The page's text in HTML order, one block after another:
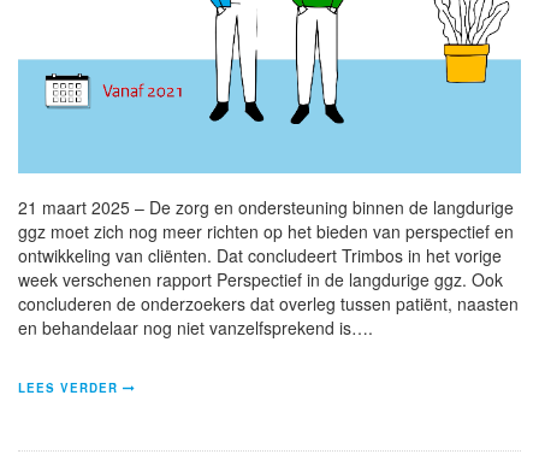
21 maart 2025 – De zorg en ondersteuning binnen de langdurige
ggz moet zich nog meer richten op het bieden van perspectief en
ontwikkeling van cliënten. Dat concludeert Trimbos in het vorige
week verschenen rapport Perspectief in de langdurige ggz. Ook
concluderen de onderzoekers dat overleg tussen patiënt, naasten
en behandelaar nog niet vanzelfsprekend is….
LEES VERDER